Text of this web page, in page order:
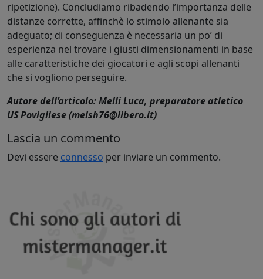
ripetizione). Concludiamo ribadendo l’importanza delle
distanze corrette, affinchè lo stimolo allenante sia
adeguato; di conseguenza è necessaria un po’ di
esperienza nel trovare i giusti dimensionamenti in base
alle caratteristiche dei giocatori e agli scopi allenanti
che si vogliono perseguire.
Autore dell’articolo: Melli Luca, preparatore atletico
US Povigliese (melsh76@libero.it)
Lascia un commento
Devi essere connesso per inviare un commento.